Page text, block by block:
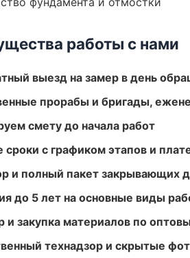
работы с нами
выезд на замер в день
прорабы и бригады,
смету до начала работ
сроки с графиком этапов и
и полный пакет закрывающих
до 5 лет на основные виды
и закупка материалов по
технадзор и скрытые